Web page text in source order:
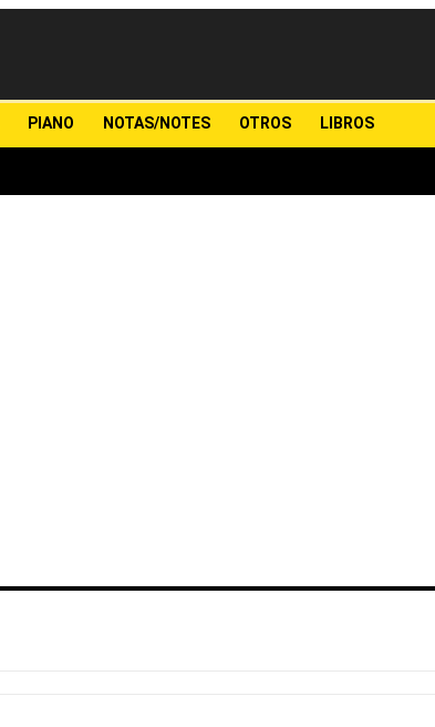
PIANO NOTAS/NOTES OTROS LIBROS